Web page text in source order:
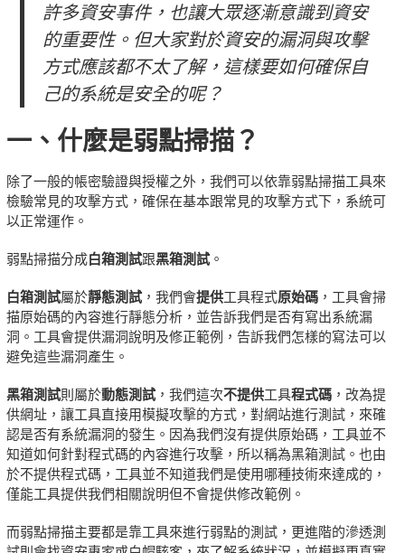
許多資安事件，也讓大眾逐漸意識到資安
的重要性。但大家對於資安的漏洞與攻擊
方式應該都不太了解，這樣要如何確保自
己的系統是安全的呢？
一、什麼是弱點掃描？
除了一般的帳密驗證與授權之外，我們可以依靠弱點掃描工具來
檢驗常見的攻擊方式，確保在基本跟常見的攻擊方式下，系統可
以正常運作。
弱點掃描分成白箱測試跟黑箱測試。
白箱測試屬於靜態測試，我們會提供工具程式原始碼，工具會掃
描原始碼的內容進行靜態分析，並告訴我們是否有寫出系統漏
洞。工具會提供漏洞說明及修正範例，告訴我們怎樣的寫法可以
避免這些漏洞產生。
黑箱測試則屬於動態測試，我們這次不提供工具程式碼，改為提
供網址，讓工具直接用模擬攻擊的方式，對網站進行測試，來確
認是否有系統漏洞的發生。因為我們沒有提供原始碼，工具並不
知道如何針對程式碼的內容進行攻擊，所以稱為黑箱測試。也由
於不提供程式碼，工具並不知道我們是使用哪種技術來達成的，
僅能工具提供我們相關說明但不會提供修改範例。
而弱點掃描主要都是靠工具來進行弱點的測試，更進階的滲透測